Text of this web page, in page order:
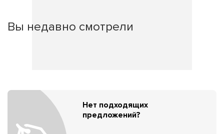
Вы недавно смотрели
Нет подходящих
предложений?